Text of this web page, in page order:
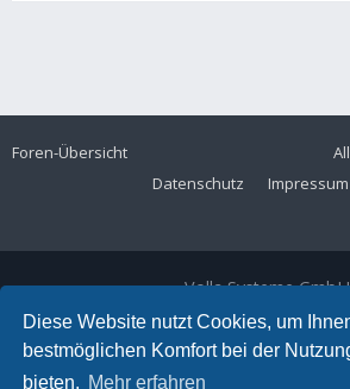
Diese Website nutzt Cookies, um
bestmöglichen Komfort bei der
bieten. Mehr erfahren
Foren-Übersicht
Impressum
Datenschutz
Volla Systeme GmbH
Kölner Straße 102
42897 Remscheid
Telefon:+49 2191